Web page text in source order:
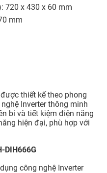
720 x 430 x 60 mm
mm
được thiết kế theo phong
Inverter thông minh
bỉ và tiết kiệm điện năng
hiện đại, phù hợp với
DIH666G
công nghệ Inverter